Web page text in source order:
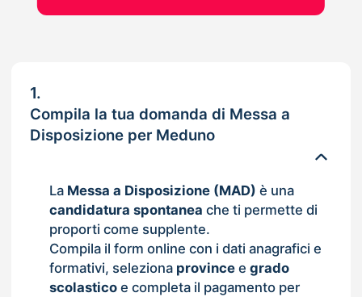
1.
Compila la tua domanda di Messa a
Disposizione per Meduno
La Messa a Disposizione (MAD) è una
candidatura spontanea che ti permette di
proporti come supplente.
Compila il form online con i dati anagrafici e
formativi, seleziona provincee grado
scolasticoe completa il pagamento per